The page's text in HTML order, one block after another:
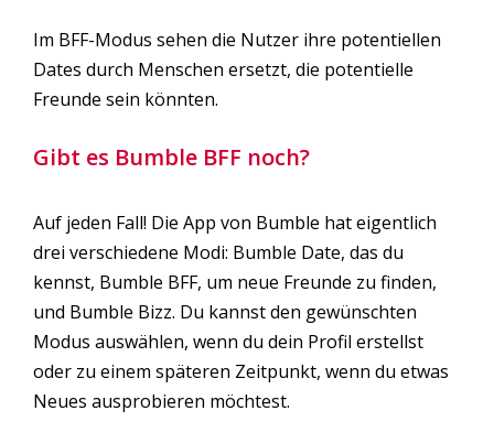
Im BFF-Modus sehen die Nutzer ihre potentiellen
Dates durch Menschen ersetzt, die potentielle
Freunde sein könnten.
Gibt es Bumble BFF noch?
Auf jeden Fall! Die App von Bumble hat eigentlich
drei verschiedene Modi: Bumble Date, das du
kennst, Bumble BFF, um neue Freunde zu finden,
und Bumble Bizz. Du kannst den gewünschten
Modus auswählen, wenn du dein Profil erstellst
oder zu einem späteren Zeitpunkt, wenn du etwas
Neues ausprobieren möchtest.